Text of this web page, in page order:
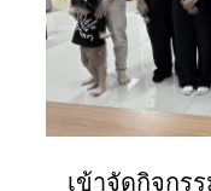
เข้าจัดกิจกร